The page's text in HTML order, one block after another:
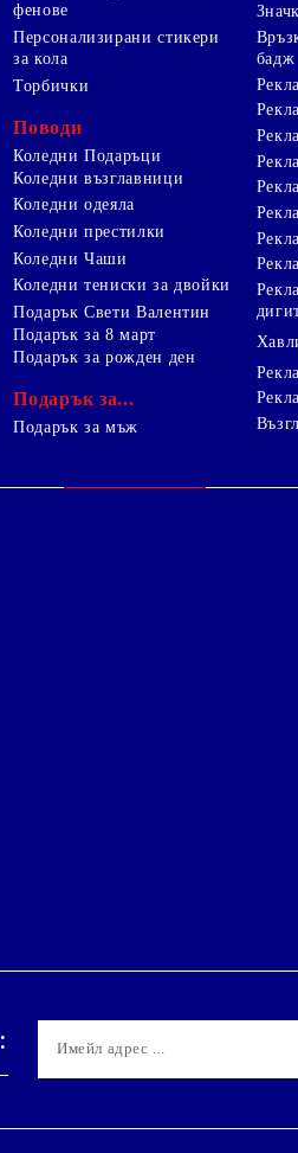
фенове
Персонализирани стикери
за кола
Торбички
Поводи
Коледни Подаръци
Коледни възглавници
Коледни одеяла
Коледни престилки
Коледни Чаши
Коледни тениски за двойки
Подарък Свети Валентин
Подарък за 8 март
Подарък за рожден ден
Подарък за...
Подарък за мъж
бадж